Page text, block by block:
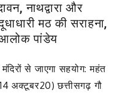
नाथद्वारा और
मठ की सराहना,
पांडेय
से जाएगा सहयोग: महंत
अक्टूबर20) छत्तीसगढ़ गौ